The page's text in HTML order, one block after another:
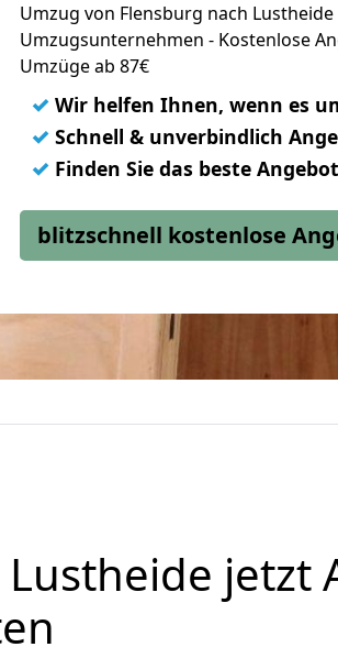
Umzug von Flensburg nach Lustheide
Umzugsunternehmen - Kostenlose
Umzüge ab 87€
✓ Wir helfen Ihnen, wenn es
✓ Schnell & unverbindlich
✓ Finden Sie das beste
blitzschnell kostenlose
jetzt